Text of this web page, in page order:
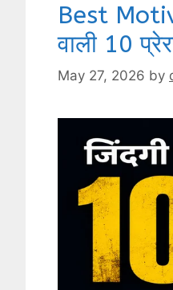
Best
वाली 10
May 27, 2026 by